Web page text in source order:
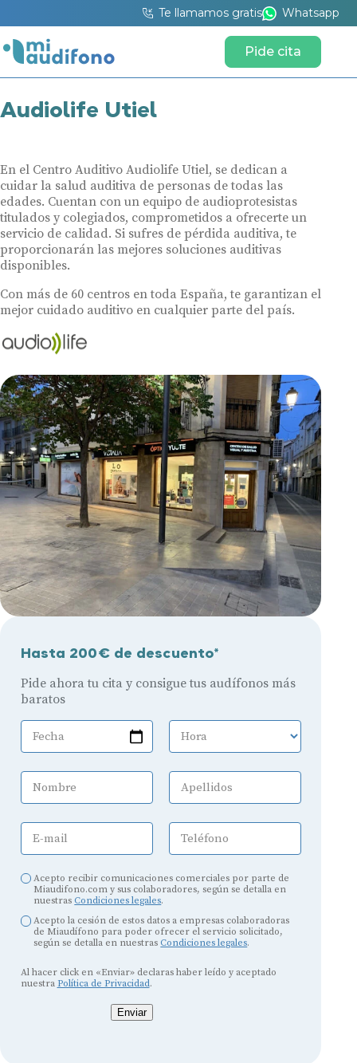
Te llamamos gratis Whatsapp
Pide cita
Audiolife Utiel
En el Centro Auditivo Audiolife Utiel, se dedican a
cuidar la salud auditiva de personas de todas las
edades. Cuentan con un equipo de audioprotesistas
titulados y colegiados, comprometidos a ofrecerte un
servicio de calidad. Si sufres de pérdida auditiva, te
proporcionarán las mejores soluciones auditivas
disponibles.
Con más de 60 centros en toda España, te garantizan el
mejor cuidado auditivo en cualquier parte del país.
Hasta 200€ de descuento*
Pide ahora tu cita y consigue tus audífonos más
baratos
Fecha Hora
Nombre Apellidos
E-mail Teléfono
Acepto recibir comunicaciones comerciales por parte de
Miaudifono.com y sus colaboradores, según se detalla en
nuestras Condiciones legales.
Acepto la cesión de estos datos a empresas colaboradoras
de Miaudífono para poder ofrecer el servicio solicitado,
según se detalla en nuestras Condiciones legales.
Al hacer click en «Enviar» declaras haber leído y aceptado
nuestra Política de Privacidad.
Enviar